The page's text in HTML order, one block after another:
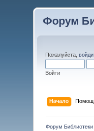
Форум
Пожалуйста,
Войти
Начало
Форум Библиотеки